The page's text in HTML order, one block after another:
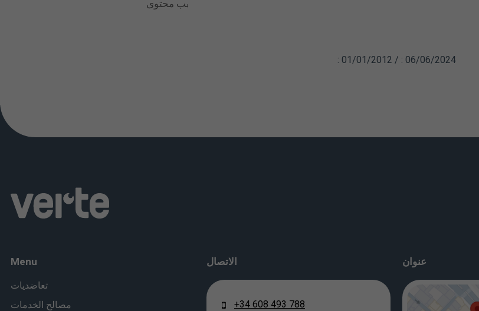
التقليل بصفة خاصة من رياضات الاحتكاك أو الكرة لاحتمال اصطدام العين لمدة 2 أسبوعين والسباحة لمدة 3 أسابيع بسبب محتوى
الثالث تختفي الموانع إلا في الرياضات التي تتطلب الاحتكاك الجسدي.
: 01/01/2012 / : 06/06/2024
Menu
تعاضديات
مصالح الخدمات
الاتصال
+34 608 493 788
عنوان